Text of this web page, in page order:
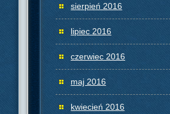
sierpień 2016
lipiec 2016
czerwiec 2016
maj 2016
kwiecień 2016